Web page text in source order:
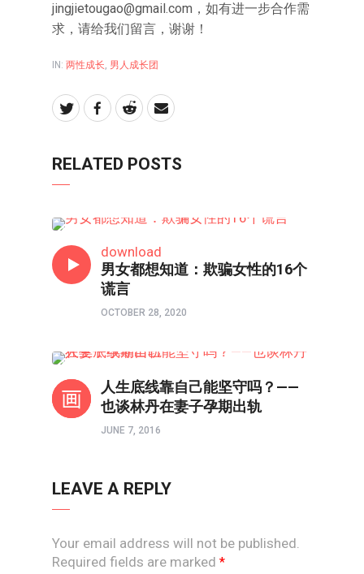
jingjietougao@gmail.com，如有进一步合作需
求，请给我们留言，谢谢！
IN: 两性成长, 男人成长团
RELATED POSTS
download
男女都想知道：欺骗女性的16个
谎言
OCTOBER 28, 2020
人生底线靠自己能坚守吗？——
也谈林丹在妻子孕期出轨
JUNE 7, 2016
LEAVE A REPLY
Your email address will not be published.
Required fields are marked *